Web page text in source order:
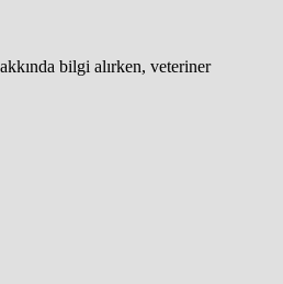
bilgi alırken, veteriner